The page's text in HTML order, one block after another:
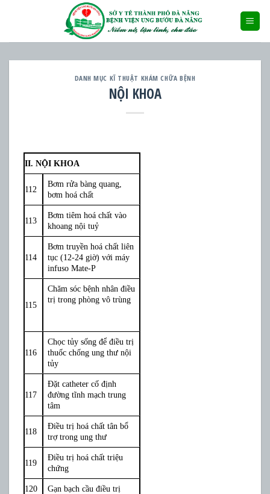
DANH MỤC KĨ THUẬT KHÁM CHỮA BỆNH
NỘI KHOA
II. NỘI KHOA
112
Bơm rửa bàng quang,
bơm hoá chất
113
Bơm tiêm hoá chất vào
khoang nội tuỷ
114
Bơm truyền hoá chất liên
tục (12-24 giờ) với máy
infuso Mate-P
115
Chăm sóc bệnh nhân điều
trị trong phòng vô trùng
116
Chọc tủy sống để điều trị
thuốc chống ung thư nội
tủy
117
Đặt catheter cố định
đường tĩnh mạch trung
tâm
118
Điều trị hoá chất tân bổ
trợ trong ung thư
119
Điều trị hoá chất triệu
chứng
120 Gạn bạch cầu điều trị